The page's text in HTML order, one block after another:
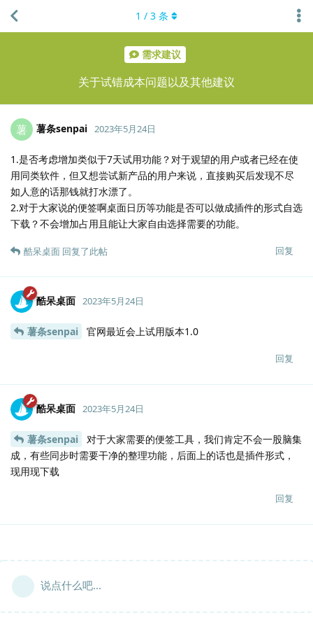
需求建议
关于试错成本问题以及其他建议
1 / 3 条
薯 薯条senpai 2023年5月24日
1.是否考虑增加类似于7天试用功能？对于观望的用户或者已经在使
用同类软件，但又想尝试新产品的用户来说，直接购买后发现不尽
如人意的话那钱就打水漂了。
2.对于大家说的便签啊桌面日历等功能是否可以做成插件的形式自选
下载？不会增加占用且能让大家自由选择需要的功能。
回复
酷呆桌面 回复了此帖
酷呆桌面 2023年5月24日
薯条senpai 官网最近会上试用版本1.0
回复
酷呆桌面 2023年5月24日
薯条senpai
对于大家需要的便签工具，我们肯定不会一股脑集
成，有些同步时需要干净的整理功能，后面上的话也是插件形式，
现用现下载
回复
说点什么吧...